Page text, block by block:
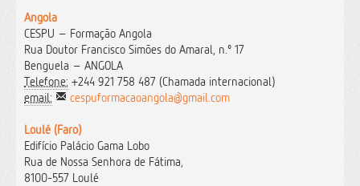
Angola
CESPU – Formação Angola
Rua Doutor Francisco Simões do Amaral, n.º 17
Benguela – ANGOLA
Telefone: +244 921 758 487 (Chamada internacional)
email:
cespuformacaoangola@gmail.com
Loulé (Faro)
Edifício Palácio Gama Lobo
Rua de Nossa Senhora de Fátima,
8100-557 Loulé